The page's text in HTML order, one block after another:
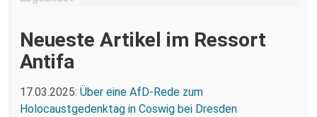
Neueste Artikel im Ressort
Antifa
17.03.2025: Über eine AfD-Rede zum
Holocaustgedenktag in Coswig bei Dresden